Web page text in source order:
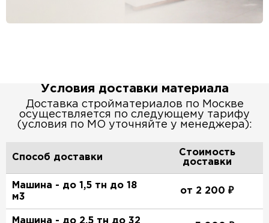
Условия доставки материала
Доставка стройматериалов по Москве
осуществляется по следующему тарифу
(условия по МО уточняйте у менеджера):
Способ доставки
Стоимость
доставки
Машина - до 1,5 тн до 18
м3
от 2 200 ₽
Машина - до 2,5 тн до 32